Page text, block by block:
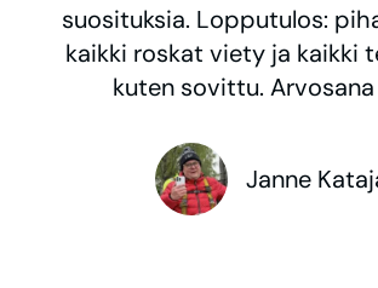
suosituksia. Lopputulos:
kaikki roskat viety ja kaikki
kuten sovittu. Arvosana
Janne